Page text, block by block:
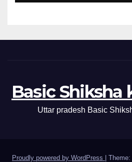
Basic Shiksha
Uttar pradesh Basic
Proudly powered by WordPress |